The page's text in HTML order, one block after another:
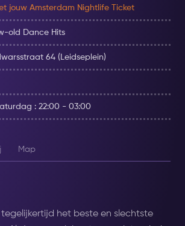
jouw Amsterdam Nightlife Ticket
old Dance Hits
64 (Leidseplein)
: 22:00 - 03:00
Map
het beste en slechtste